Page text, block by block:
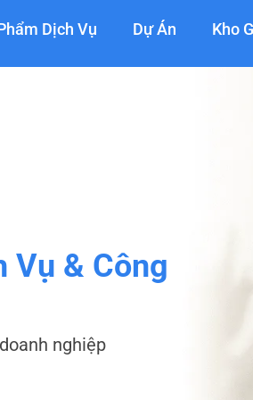
Dịch Vụ Dự Án Kho
Vụ & Công
nghiệp